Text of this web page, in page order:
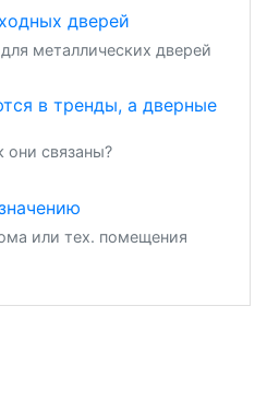
металлических дверей
они связаны?
или тех. помещения